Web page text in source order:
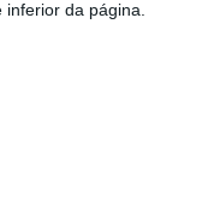
inferior da página.
vão ter a